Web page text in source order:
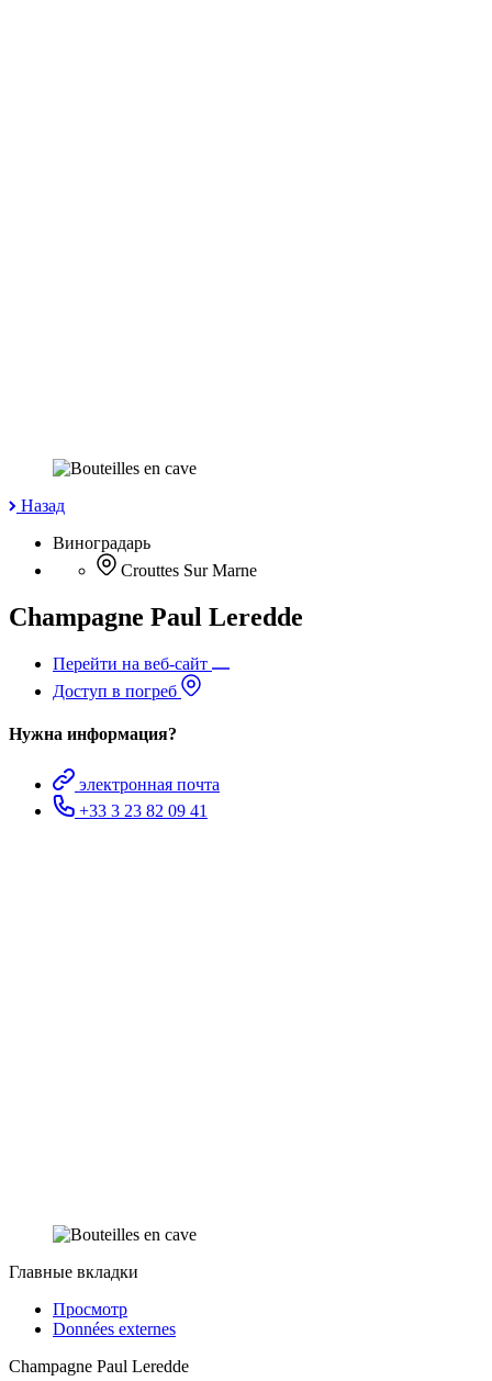
Назад
Виноградарь
Crouttes Sur Marne
Champagne Paul Leredde
Перейти на веб-сайт
Доступ в погреб
Нужна информация?
электронная почта
+33 3 23 82 09 41
Главные вкладки
Просмотр
Données externes
Champagne Paul Leredde